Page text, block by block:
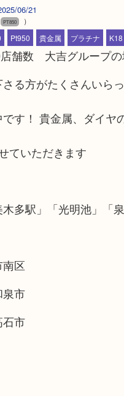
06/21
PT850
）
Pt950 貴金属 プラチナ K18
舗数 大吉グループ
る方がたくさんいら
す！ 貴金属、ダイ
ていただきます
多駅」「光明池」「
区
市
市